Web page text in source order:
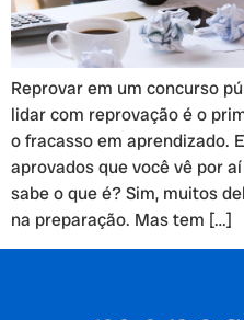
Reprovar em um concurso
lidar com reprovação é o
o fracasso em aprendizado.
aprovados que você vê por
sabe o que é? Sim, muitos
na preparação. Mas tem […]